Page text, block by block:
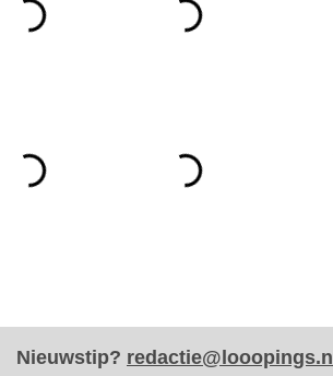
Nieuwstip? redactie@looopings.nl